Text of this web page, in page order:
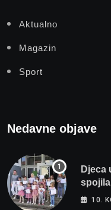
Aktualno
Magazin
Sport
Nedavne objave
Djeca
10.